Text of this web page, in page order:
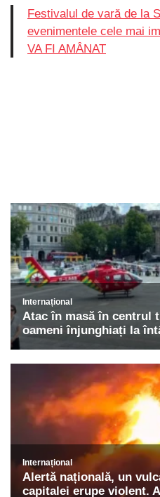
Festivalul de vară de la
evenimentele cele mai
VA FI AMÂNAT